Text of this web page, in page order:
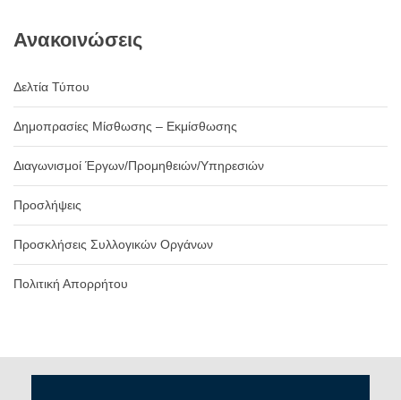
Ανακοινώσεις
Δελτία Τύπου
Δημοπρασίες Μίσθωσης – Εκμίσθωσης
Διαγωνισμοί Έργων/Προμηθειών/Υπηρεσιών
Προσλήψεις
Προσκλήσεις Συλλογικών Οργάνων
Πολιτική Απορρήτου